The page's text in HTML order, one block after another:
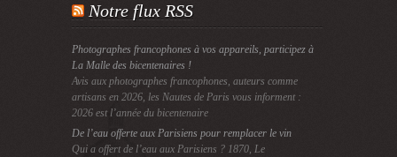
Notre flux RSS
Photographes francophones à vos appareils, participez à
La Malle des bicentenaires !
Avis aux photographes francophones, auteurs comme
artisans en 2026, les Nautes de Paris vous informent :
2026 est l’année du bicentenaire
De l’eau offerte aux Parisiens pour remplacer le vin
Qui a offert de l’eau aux Parisiens ? 1870, Le